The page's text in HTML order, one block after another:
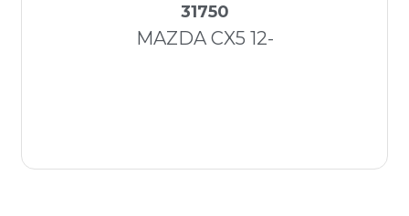
31750
MAZDA CX5 12-